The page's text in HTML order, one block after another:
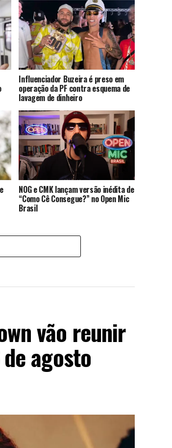
Influenciador Buzeira é preso em
operação da PF contra esquema de
lavagem de dinheiro
NOG e CMK lançam versão inédita de
“Como Cê Consegue?” no Open Mic
Brasil
vão reunir
agosto